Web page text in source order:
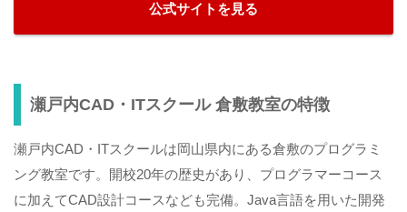
公式サイトを見る
瀬戸内CAD・ITスクール 倉敷教室の特徴
瀬戸内CAD・ITスクールは岡山県内にある倉敷のプログラミ
ング教室です。開校20年の歴史があり、プログラマーコース
に加えてCAD設計コースなども完備。Java言語を用いた開発